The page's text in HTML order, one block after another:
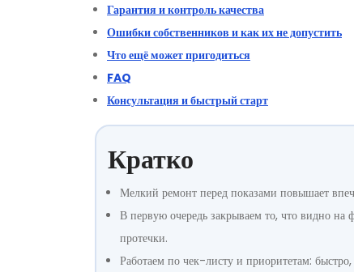
Гарантия и контроль качества
Ошибки собственников и как их не допустить
Что ещё может пригодиться
FAQ
Консультация и быстрый старт
Кратко
Мелкий ремонт перед показами повышает
В первую очередь закрываем то, что видно на
протечки.
Работаем по чек-листу и приоритетам: